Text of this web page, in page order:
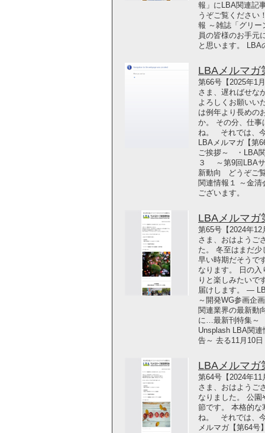
報」にLBA関連記
うぞご覧ください
報 ～雑誌「グリー
員の皆様のお手元
と思います。 LBA
LBAメルマガ
第66号【2025年1
さま、遅ればせな
よろしくお願いい
は例年より長めの
か。 その分、仕事
ね。 それでは、
LBAメルマガ【
ご挨拶～ ・LBA
３ ～第9回LBAサ
新動向 どうぞご
関連情報１ ～金
ございます。
LBAメルマガ
第65号【2024年
さま、おはようご
た。 冬至はまだ少
早い時期だそうで
なります。 日の
りと楽しみたいで
届けします。 ―
～開発WG参画企
関連業界の最新動
に…最新刊特集～
Unsplash LBA関
告～ 去る11月10日
LBAメルマガ
第64号【2024年
さま、おはようご
なりました。 公
節です。 本格的な
ね。 それでは、
メルマガ【第64